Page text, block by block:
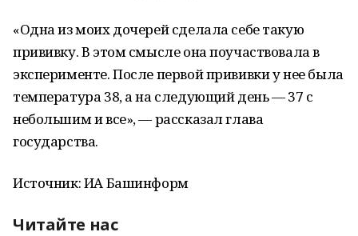
«Одна из моих дочерей сделала себе такую
прививку. В этом смысле она поучаствовала в
эксперименте. После первой прививки у нее была
температура 38, а на следующий день — 37 с
небольшим и все», — рассказал глава
государства.
Источник: ИА Башинформ
Читайте нас